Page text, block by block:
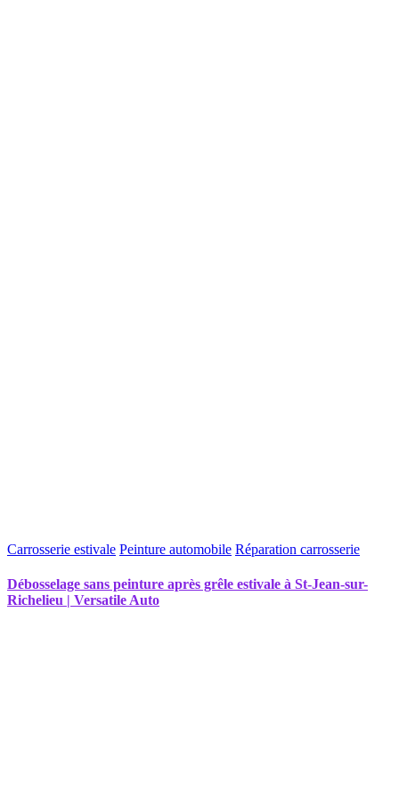
Carrosserie estivale Peinture automobile Réparation carrosserie
Débosselage sans peinture après grêle estivale à St-Jean-sur-
Richelieu | Versatile Auto